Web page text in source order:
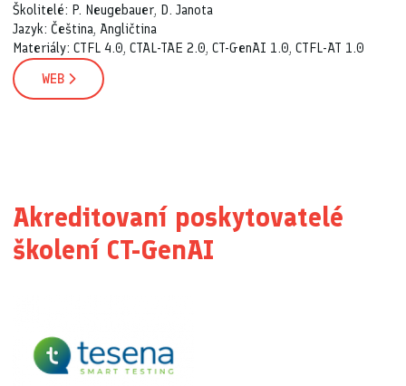
Školitelé: P. Neugebauer, D. Janota
Jazyk: Čeština, Angličtina
Materiály: CTFL 4.0, CTAL-TAE 2.0, CT-GenAI 1.0, CTFL-AT 1.0
WEB
Akreditovaní poskytovatelé
školení CT-GenAI